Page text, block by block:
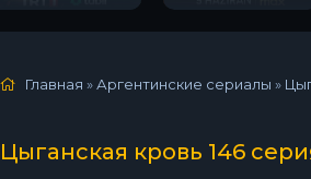
Главная » Аргентинские сериалы »
Цыганская кровь 146